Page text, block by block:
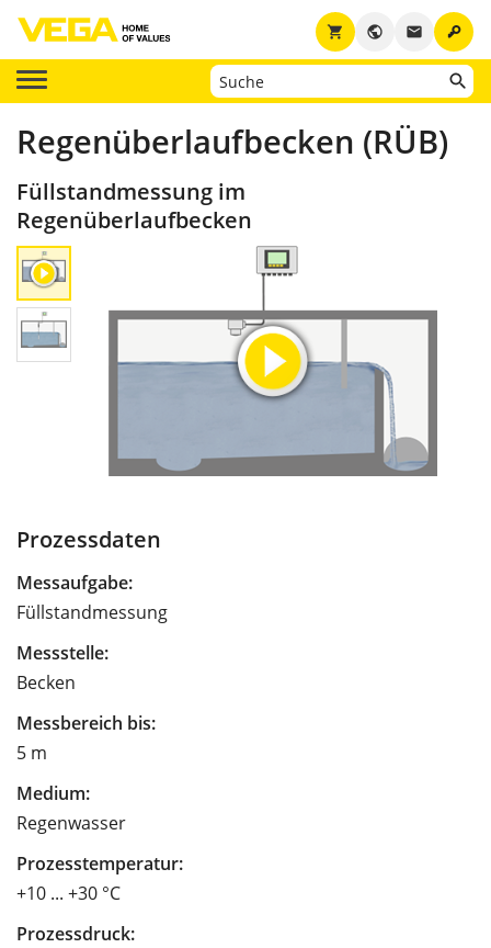
key
email
public
shopping_cart
Regenüberlaufbecken (RÜB)
Füllstandmessung im
Regenüberlaufbecken
Prozessdaten
Messaufgabe:
Füllstandmessung
Messstelle:
Becken
Messbereich bis:
5 m
Medium:
Regenwasser
Prozesstemperatur:
+10 ... +30 °C
Prozessdruck: